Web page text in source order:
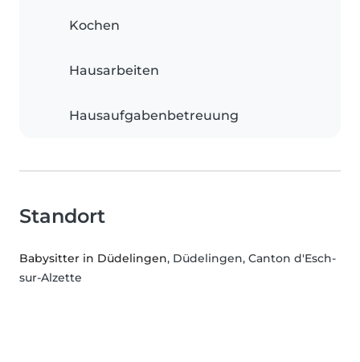
Kochen
Hausarbeiten
Hausaufgabenbetreuung
Standort
Babysitter in Düdelingen, Düdelingen, Canton d'Esch-
sur-Alzette